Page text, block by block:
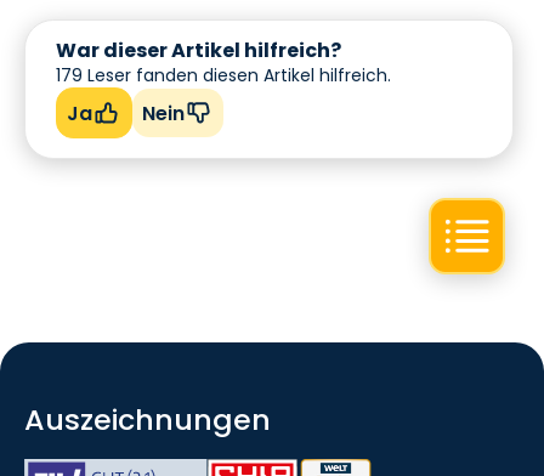
War dieser Artikel hilfreich?
179 Leser fanden diesen Artikel hilfreich.
Ja Nein
Auszeichnungen